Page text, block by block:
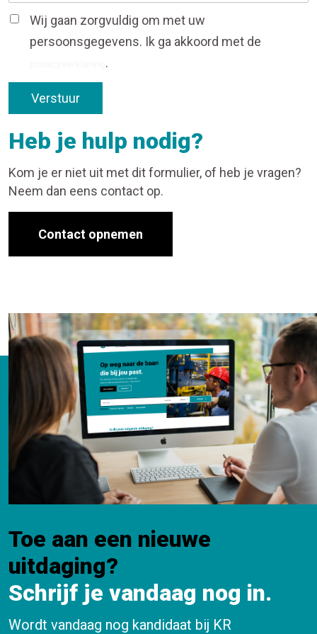
Wij gaan zorgvuldig om met uw
persoonsgegevens. Ik ga akkoord met de
.
Verstuur
Heb je hulp nodig?
Kom je er niet uit met dit formulier, of heb je vragen?
Neem dan eens contact op.
Contact opnemen
Toe aan een nieuwe
uitdaging?
Schrijf je vandaag nog in.
Wordt vandaag nog kandidaat bij KR